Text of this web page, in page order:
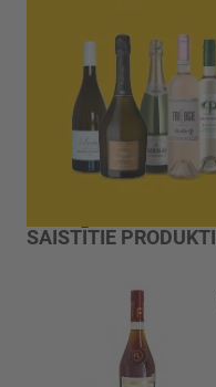
SAISTĪTIE PRODUKTI